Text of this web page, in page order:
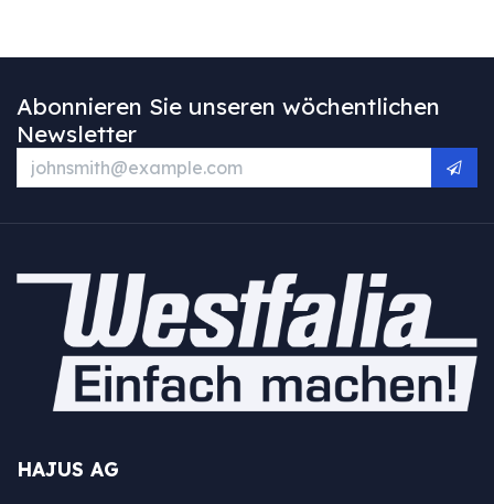
Abonnieren Sie unseren wöchentlichen
Newsletter
HAJUS AG